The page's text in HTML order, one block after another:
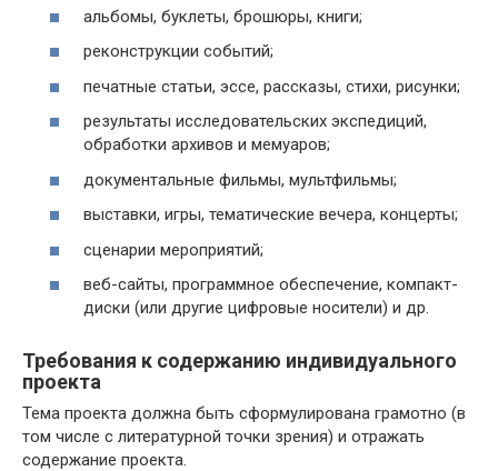
альбомы, буклеты, брошюры, книги;
реконструкции событий;
печатные статьи, эссе, рассказы, стихи, рисунки;
результаты исследовательских экспедиций,
обработки архивов и мемуаров;
документальные фильмы, мультфильмы;
выставки, игры, тематические вечера, концерты;
сценарии мероприятий;
веб-сайты, программное обеспечение, компакт-
диски (или другие цифровые носители) и др.
Требования к содержанию индивидуального
проекта
Тема проекта должна быть сформулирована грамотно (в
том числе с литературной точки зрения) и отражать
содержание проекта.